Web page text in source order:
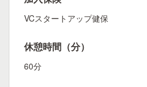
VCスタートアップ健保
休憩時間（分）
60分